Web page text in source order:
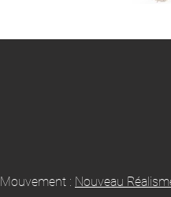
Mouvement : Nouveau